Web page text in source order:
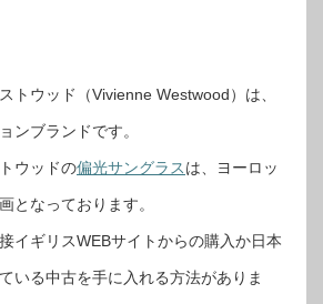
トウッド（Vivienne Westwood）は、
ンブランドです。
ウッドの偏光サングラスは、ヨーロッ
となっております。
イギリスWEBサイトからの購入か日本
いる中古を手に入れる方法がありま